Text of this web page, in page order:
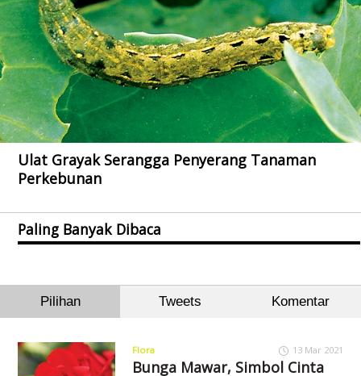
Ulat Grayak Serangga Penyerang Tanaman
Perkebunan
Paling Banyak Dibaca
Pilihan Tweets Komentar
Flora 13 Mar 2021
Bunga Mawar, Simbol Cinta